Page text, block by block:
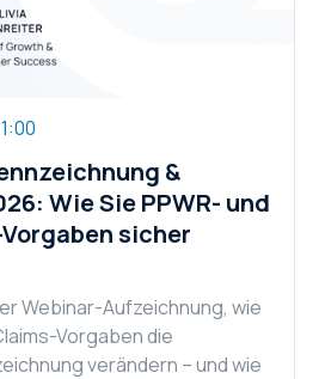
&
Wie Sie PPWR- und
sicher
Webinar-Aufzeichnung, wie
Vorgaben die
verändern – und wie